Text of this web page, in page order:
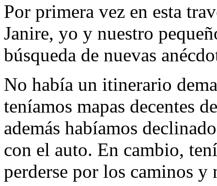
Por primera vez en esta
Janire, yo y nuestro
búsqueda de nuevas
No había un itinerario
teníamos mapas decentes
además habíamos
con el auto. En cambio,
perderse por los caminos